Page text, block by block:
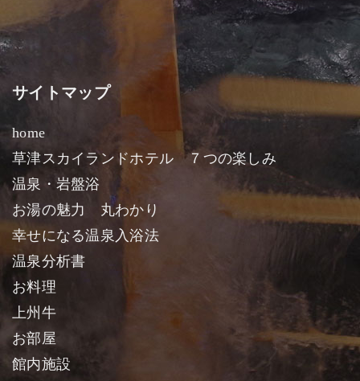
サイトマップ
home
草津スカイランドホテル ７つの楽しみ
温泉・岩盤浴
お湯の魅力 丸わかり
幸せになる温泉入浴法
温泉分析書
お料理
上州牛
お部屋
館内施設